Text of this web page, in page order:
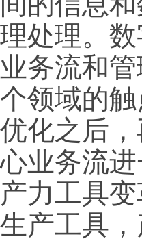
处理。
务流和
领域的
化之后
业务流
力工具
产工具